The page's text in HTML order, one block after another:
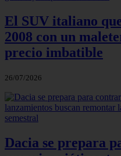
El SUV italiano
2008 con un
precio imbatible
26/07/2026
Dacia se prepara